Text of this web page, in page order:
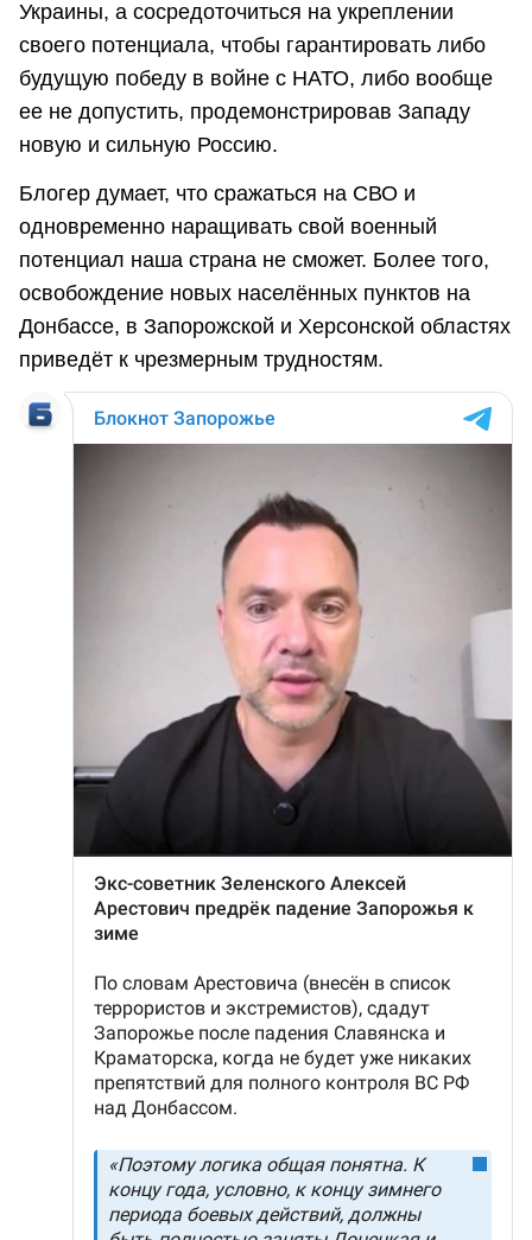
Украины, а сосредоточиться на укреплении
своего потенциала, чтобы гарантировать либо
будущую победу в войне с НАТО, либо вообще
ее не допустить, продемонстрировав Западу
новую и сильную Россию.
Блогер думает, что сражаться на СВО и
одновременно наращивать свой военный
потенциал наша страна не сможет. Более того,
освобождение новых населённых пунктов на
Донбассе, в Запорожской и Херсонской областях
приведёт к чрезмерным трудностям.